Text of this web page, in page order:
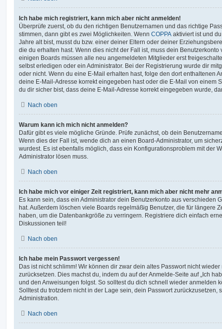
Ich habe mich registriert, kann mich aber nicht anmelden!
Überprüfe zuerst, ob du den richtigen Benutzernamen und das richtige
stimmen, dann gibt es zwei Möglichkeiten. Wenn COPPA aktiviert ist und
Jahre alt bist, musst du bzw. einer deiner Eltern oder deiner
die du erhalten hast. Wenn dies nicht der Fall ist, muss dein
einigen Boards müssen alle neu angemeldeten Mitglieder erst
selbst erledigen oder ein Administrator. Bei der Registrierung wurde dir
oder nicht. Wenn du eine E-Mail erhalten hast, folge den dort enthaltenen
deine E-Mail-Adresse korrekt eingegeben hast oder die E-Mail von einem
du dir sicher bist, dass deine E-Mail-Adresse korrekt eingegeben wurde,
Nach oben
Warum kann ich mich nicht anmelden?
Dafür gibt es viele mögliche Gründe. Prüfe zunächst, ob dein
Wenn dies der Fall ist, wende dich an einen Board-Administrator, um
wurdest. Es ist ebenfalls möglich, dass ein Konfigurationsproblem mit der
Administrator lösen muss.
Nach oben
Ich habe mich vor einiger Zeit registriert, kann mich aber nicht mehr
Es kann sein, dass ein Administrator dein Benutzerkonto aus verschieden
hat. Außerdem löschen viele Boards regelmäßig Benutzer, die für längere
haben, um die Datenbankgröße zu verringern. Registriere dich einfach
Diskussionen teil!
Nach oben
Ich habe mein Passwort vergessen!
Das ist nicht schlimm! Wir können dir zwar dein altes Passwort nicht
zurücksetzen. Dies machst du, indem du auf der Anmelde-Seite auf „Ich
und den Anweisungen folgst. So solltest du dich schnell wieder anmelden
Solltest du trotzdem nicht in der Lage sein, dein Passwort zurückzusetzen,
Administration.
Nach oben